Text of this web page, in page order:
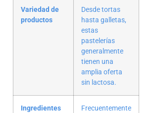
Variedad de
productos
Desde tortas
hasta galletas,
estas
pastelerías
generalmente
tienen una
amplia oferta
sin lactosa.
Ingredientes
Frecuentemente